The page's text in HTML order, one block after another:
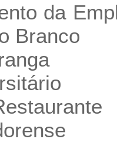
da
Branco